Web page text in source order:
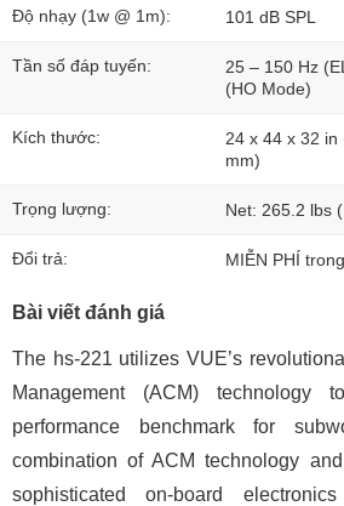
Độ nhạy (1w @ 1m): 101 dB SPL
Tần số đáp tuyến:
25 – 150 Hz
(HO Mode)
Kích thước:
24 x 44 x 32 in
mm)
Trọng lượng: Net: 265.2 lbs
Đổi trả: MIỄN PHÍ
Bài viết đánh giá
The hs-221 utilizes VUE’s
Management (ACM) technology
performance benchmark for
combination of ACM technology
sophisticated on-board